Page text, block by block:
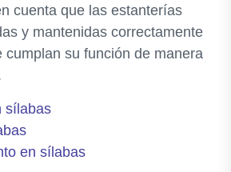
cuenta que las estanterías
y mantenidas correctamente
cumplan su función de manera
sílabas
en sílabas